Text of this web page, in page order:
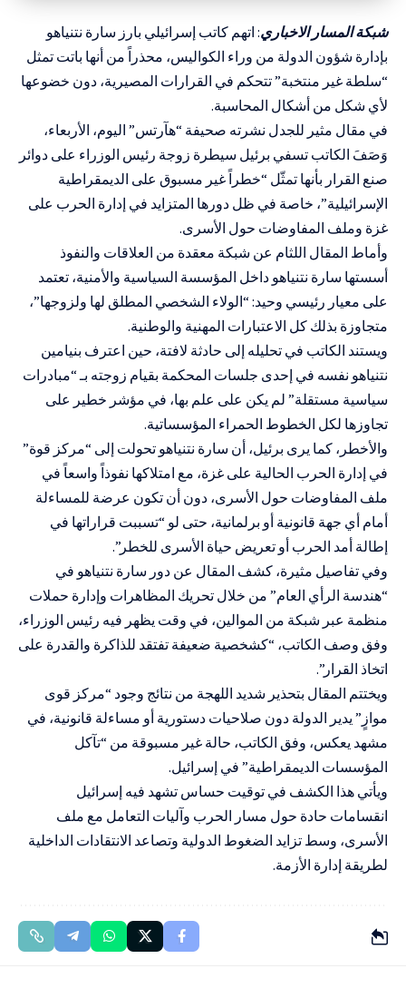
شبكة المسار الاخباري: اتهم كاتب إسرائيلي بارز سارة نتنياهو
بإدارة شؤون الدولة من وراء الكواليس، محذراً من أنها باتت تمثل
“سلطة غير منتخبة” تتحكم في القرارات المصيرية، دون خضوعها
لأي شكل من أشكال المحاسبة.
في مقال مثير للجدل نشرته صحيفة “هآرتس” اليوم، الأربعاء،
وَصَفَ الكاتب تسفي برئيل سيطرة زوجة رئيس الوزراء على دوائر
صنع القرار بأنها تمثّل “خطراً غير مسبوق على الديمقراطية
الإسرائيلية”، خاصة في ظل دورها المتزايد في إدارة الحرب على
غزة وملف المفاوضات حول الأسرى.
وأماط المقال اللثام عن شبكة معقدة من العلاقات والنفوذ
أسستها سارة نتنياهو داخل المؤسسة السياسية والأمنية، تعتمد
على معيار رئيسي وحيد: “الولاء الشخصي المطلق لها ولزوجها”،
متجاوزة بذلك كل الاعتبارات المهنية والوطنية.
ويستند الكاتب في تحليله إلى حادثة لافتة، حين اعترف بنيامين
نتنياهو نفسه في إحدى جلسات المحكمة بقيام زوجته بـ “مبادرات
سياسية مستقلة” لم يكن على علم بها، في مؤشر خطير على
تجاوزها لكل الخطوط الحمراء المؤسساتية.
والأخطر، كما يرى برئيل، أن سارة نتنياهو تحولت إلى “مركز قوة”
في إدارة الحرب الحالية على غزة، مع امتلاكها نفوذاً واسعاً في
ملف المفاوضات حول الأسرى، دون أن تكون عرضة للمساءلة
أمام أي جهة قانونية أو برلمانية، حتى لو “تسببت قراراتها في
إطالة أمد الحرب أو تعريض حياة الأسرى للخطر”.
وفي تفاصيل مثيرة، كشف المقال عن دور سارة نتنياهو في
“هندسة الرأي العام” من خلال تحريك المظاهرات وإدارة حملات
منظمة عبر شبكة من الموالين، في وقت يظهر فيه رئيس الوزراء،
وفق وصف الكاتب، “كشخصية ضعيفة تفتقد للذاكرة والقدرة على
اتخاذ القرار”.
ويختتم المقال بتحذير شديد اللهجة من نتائج وجود “مركز قوى
موازٍ” يدير الدولة دون صلاحيات دستورية أو مساءلة قانونية، في
مشهد يعكس، وفق الكاتب، حالة غير مسبوقة من “تآكل
المؤسسات الديمقراطية” في إسرائيل.
ويأتي هذا الكشف في توقيت حساس تشهد فيه إسرائيل
انقسامات حادة حول مسار الحرب وآليات التعامل مع ملف
الأسرى، وسط تزايد الضغوط الدولية وتصاعد الانتقادات الداخلية
لطريقة إدارة الأزمة.